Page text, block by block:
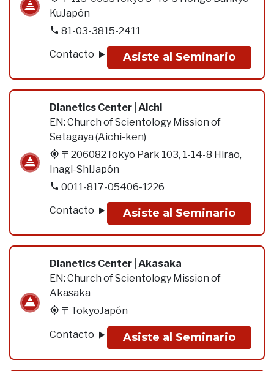
KuJapón
81-03-3815-2411
Contacto
Asiste al Seminario
Dianetics Center | Aichi
EN: Church of Scientology Mission of
Setagaya (Aichi-ken)
〒206082Tokyo Park 103, 1-14-8 Hirao,
Inagi-ShiJapón
0011-817-05406-1226
Contacto
Asiste al Seminario
Dianetics Center | Akasaka
EN: Church of Scientology Mission of
Akasaka
〒TokyoJapón
Contacto Asiste al Seminario